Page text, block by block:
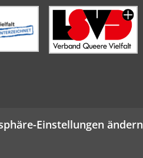
Einstellungen ändern